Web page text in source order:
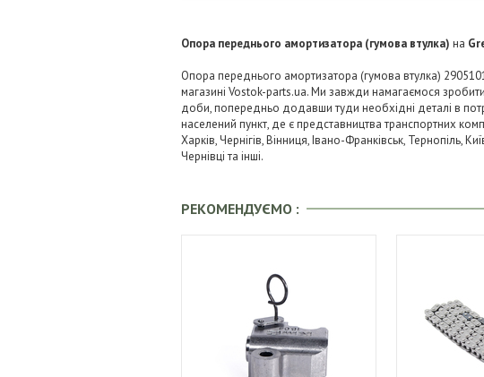
Опора переднього амортизатора (гумова втулка) на
Опора переднього амортизатора (гумова втулка)
магазині Vostok-parts.ua. Ми завжди намагаємося
доби, попередньо додавши туди необхідні деталі в
населений пункт, де є представництва транспортних
Харків, Чернігів, Вінниця, Івано-Франківськ,
Чернівці та інші.
РЕКОМЕНДУЄМО :